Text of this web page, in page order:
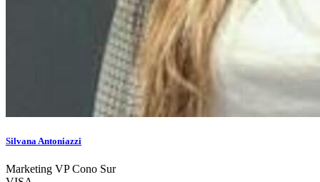
Silvana Antoniazzi
Marketing VP Cono Sur